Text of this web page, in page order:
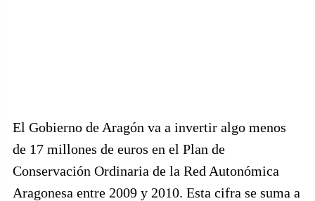
El Gobierno de Aragón va a invertir algo menos
de 17 millones de euros en el Plan de
Conservación Ordinaria de la Red Autonómica
Aragonesa entre 2009 y 2010. Esta cifra se suma a